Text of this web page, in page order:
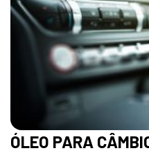
ÓLEO PARA